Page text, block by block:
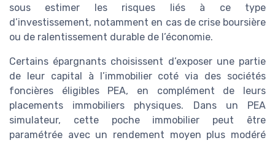
sous estimer les risques liés à ce type
d’investissement, notamment en cas de crise boursière
ou de ralentissement durable de l’économie.
Certains épargnants choisissent d’exposer une partie
de leur capital à l’immobilier coté via des sociétés
foncières éligibles PEA, en complément de leurs
placements immobiliers physiques. Dans un PEA
simulateur, cette poche immobilier peut être
paramétrée avec un rendement moyen plus modéré